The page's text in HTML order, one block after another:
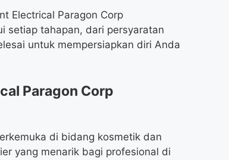
Electrical Paragon Corp
setiap tahapan, dari persyaratan
untuk mempersiapkan diri Anda
Paragon Corp
di bidang kosmetik dan
yang menarik bagi profesional di